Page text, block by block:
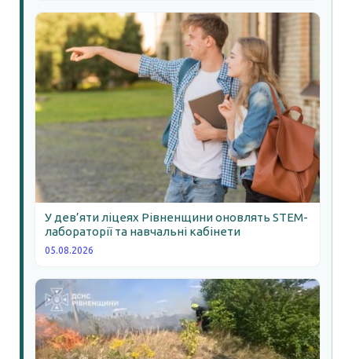
У дев’яти ліцеях Рівненщини оновлять STEM-
лабораторії та навчальні кабінети
05.08.2026